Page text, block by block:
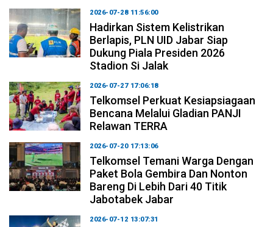
2026-07-28 11:56:00
Hadirkan Sistem Kelistrikan
Berlapis, PLN UID Jabar Siap
Dukung Piala Presiden 2026
Stadion Si Jalak
2026-07-27 17:06:18
Telkomsel Perkuat Kesiapsiagaan
Bencana Melalui Gladian PANJI
Relawan TERRA
2026-07-20 17:13:06
Telkomsel Temani Warga Dengan
Paket Bola Gembira Dan Nonton
Bareng Di Lebih Dari 40 Titik
Jabotabek Jabar
2026-07-12 13:07:31